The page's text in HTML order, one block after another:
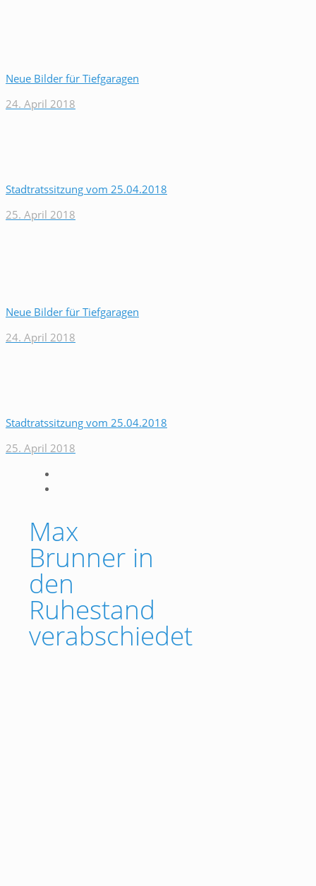
Neue Bilder für Tiefgaragen
24. April 2018
Stadtratssitzung vom 25.04.2018
25. April 2018
Neue Bilder für Tiefgaragen
24. April 2018
Stadtratssitzung vom 25.04.2018
25. April 2018
Max
Brunner in
den
Ruhestand
verabschiedet